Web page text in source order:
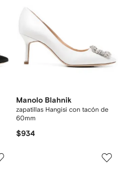
Manolo Blahnik
zapatillas Hangisi con tacón de
60mm
$934